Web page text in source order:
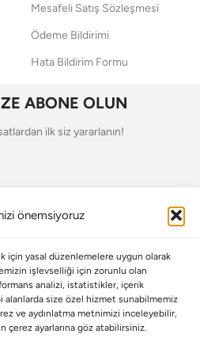
önemsiyoruz
için yasal düzenlemelere uygun olarak
işlevselliği için zorunlu olan
analizi, istatistikler, içerik
alanlarda size özel hizmet sunabilmemiz
ve aydınlatma metnimizi inceleyebilir,
ayarlarına göz atabilirsiniz.
Mesafeli Satış Sözleşmesi
Ödeme Bildirimi
Hata Bildirim Formu
ABONE OLUN
ilk siz yararlanın!